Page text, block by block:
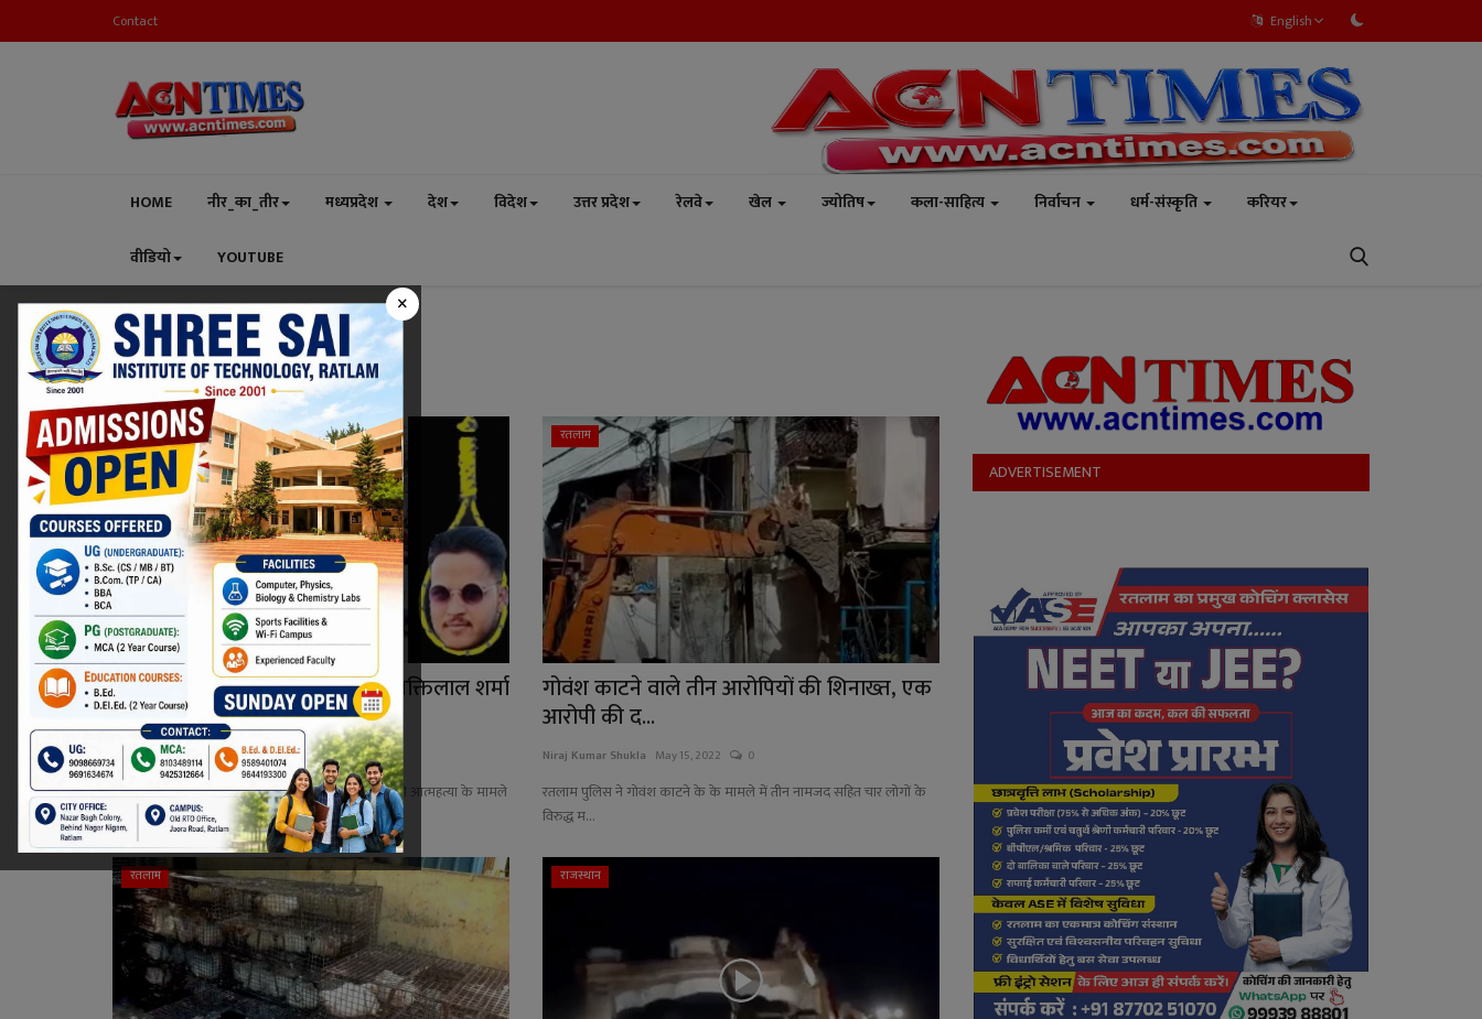
Contact English
HOME नीर_का_तीर मध्यप्रदेश देश विदेश उत्तर प्रदेश रेलवे खेल ज्योतिष कला-साहित्य निर्वाचन धर्म-संस्कृति करियर
वीडियो YOUTUBE
×
Home demonstration
Tag:demonstration
रतलाम
5 सदस्यीय कमेटी करेगी पं. डॉ. शिवशक्तिलाल शर्मा
आयुर्वे...
Niraj Kumar Shukla Jul 3, 2022 0
डॉ. शिवशक्तिलाल शर्मा आयुर्वेदिक महाविद्यालय के स्टूडेंट की आत्महत्या के मामले
क...
रतलाम
गोवंश काटने वाले तीन आरोपियों की शिनाख्त, एक
आरोपी की द...
Niraj Kumar Shukla May 15, 2022 0
रतलाम पुलिस ने गोवंश काटने के के मामले में तीन नामजद सहित चार लोगों के
विरुद्ध म...
रतलाम राजस्थान
ADVERTISEMENT